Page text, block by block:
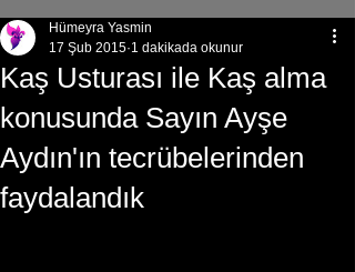
Kaş Usturası ile Kaş alma
konusunda Sayın Ayşe
Aydın'ın tecrübelerinden
faydalandık
Hümeyra Yasmin
17 Şub 2015 1 dakikada okunur